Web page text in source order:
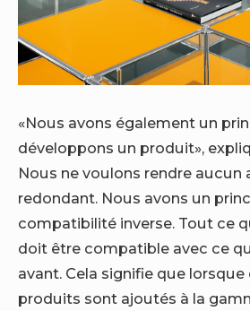
«Nous avons également un
développons un produit»,
Nous ne voulons rendre
redondant. Nous avons un
compatibilité inverse. Tout ce
doit être compatible avec ce
avant. Cela signifie que
produits sont ajoutés à la